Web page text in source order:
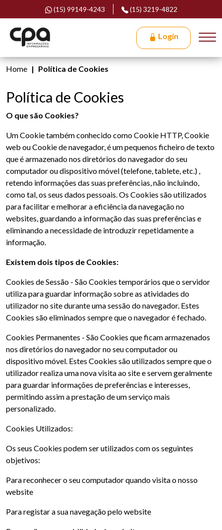
(15) 99149-4243 (15) 3219-4822
Login
Home Política de Cookies
Política de Cookies
O que são Cookies?
Um Cookie também conhecido como Cookie HTTP, Cookie
web ou Cookie de navegador, é um pequenos ficheiro de texto
que é armazenado nos diretórios do navegador do seu
computador ou dispositivo móvel (telefone, tablete, etc.) ,
retendo informações das suas preferências, não incluindo,
como tal, os seus dados pessoais. Os Cookies são utilizados
para facilitar e melhorar a eficiência da navegação no
websites, guardando a informação das suas preferências e
eliminando a necessidade de introduzir repetidamente a
informação.
Existem dois tipos de Cookies:
Cookies de Sessão - São Cookies temporários que o servidor
utiliza para guardar informação sobre as atividades do
utilizador no site durante uma sessão do navegador. Estes
Cookies são eliminados sempre que o navegador é fechado.
Cookies Permanentes - São Cookies que ficam armazenados
nos diretórios do navegador no seu computador ou
dispositivo móvel. Estes Cookies são utilizados sempre que o
utilizador realiza uma nova visita ao site e servem geralmente
para guardar informações de preferências e interesses,
permitindo assim a prestação de um serviço mais
personalizado.
Cookies Utilizados:
Os seus Cookies podem ser utilizados com os seguintes
objetivos:
Para reconhecer o seu computador quando visita o nosso
website
Para registar a sua navegação pelo website